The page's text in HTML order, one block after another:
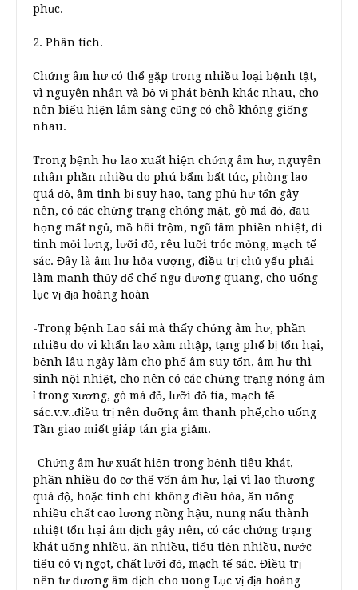
phục.
2. Phân tích.
Chứng âm hư có thể gặp trong nhiều loại bệnh tật,
vì nguyên nhân và bộ vị phát bệnh khác nhau, cho
nên biểu hiện lâm sàng cũng có chỗ không giống
nhau.
Trong bệnh hư lao xuất hiện chứng âm hư, nguyên
nhân phần nhiều do phú bẩm bất túc, phòng lao
quá độ, âm tinh bị suy hao, tạng phủ hư tổn gây
nên, có các chứng trạng chóng mặt, gò má đỏ, đau
họng mất ngủ, mồ hôi trộm, ngũ tâm phiền nhiệt, di
tinh mỏi lưng, lưỡi đỏ, rêu luỡi tróc mỏng, mạch tế
sác. Đây là âm hư hỏa vượng, điều trị chủ yếu phải
làm mạnh thủy để chế ngự dương quang, cho uống
lục vị địa hoàng hoàn
-Trong bệnh Lao sái mà thấy chứng âm hư, phần
nhiều do vi khẩn lao xâm nhập, tạng phế bị tổn hại,
bệnh lâu ngày làm cho phế âm suy tổn, âm hư thì
sinh nội nhiệt, cho nên có các chứng trạng nóng âm
ỉ trong xương, gò má đỏ, lưỡi đỏ tía, mạch tế
sác.v.v..điều trị nên dưỡng âm thanh phế,cho uống
Tần giao miết giáp tán gia giảm.
-Chứng âm hư xuất hiện trong bệnh tiêu khát,
phần nhiều do cơ thể vốn âm hư, lại vì lao thương
quá độ, hoặc tình chí không điều hòa, ăn uống
nhiều chất cao lương nồng hậu, nung nấu thành
nhiệt tổn hại âm dịch gây nên, có các chứng trạng
khát uống nhiều, ăn nhiều, tiểu tiện nhiều, nước
tiểu có vị ngọt, chất lưỡi đỏ, mạch tế sác. Điều trị
nên tư dương âm dịch cho uong Lục vị địa hoàng